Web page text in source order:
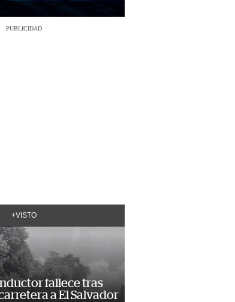
PUBLICIDAD
+VISTO
fallece tras
a El Salvador